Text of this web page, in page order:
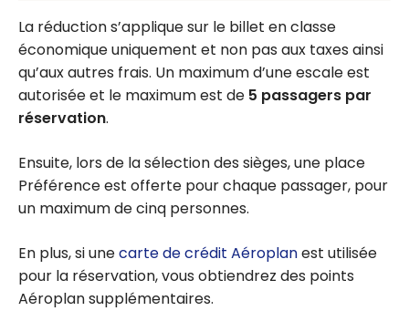
La réduction s’applique sur le billet en classe
économique uniquement et non pas aux taxes ainsi
qu’aux autres frais. Un maximum d’une escale est
autorisée et le maximum est de 5 passagers par
réservation.
Ensuite, lors de la sélection des sièges, une place
Préférence est offerte pour chaque passager, pour
un maximum de cinq personnes.
En plus, si unecarte de crédit Aéroplanest utilisée
pour la réservation, vous obtiendrez des points
Aéroplan supplémentaires.